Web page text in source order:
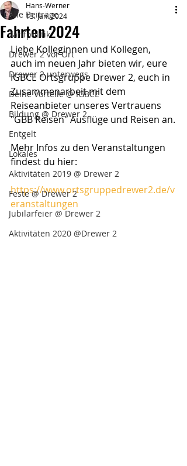
Alle Beiträge
Tarifpolitik
Drewer 2 vor Ort
Drewer 2 unterwegs
Deine Vorteile @ IGBCE
Bildung @ Drewer 2
Entgelt
Lokales
Aktivitäten 2019 @ Drewer 2
Feste @ Drewer 2
Jubilarfeier @ Drewer 2
Aktivitäten 2020 @Drewer 2
Fahrten 2024
Hans-Werner
13. Jan. 2024
Liebe Kolleginnen und Kollegen,
auch im neuen Jahr bieten wir, eure
IGBCE Ortsgruppe Drewer 2, euch in
Zusammenarbeit mit dem
Reiseanbieter unseres Vertrauens
"GBB Reisen" Ausflüge und Reisen an.
Mehr Infos zu den Veranstaltungen
findest du hier:
https://www.ortsgruppedrewer2.de/v
eranstaltungen